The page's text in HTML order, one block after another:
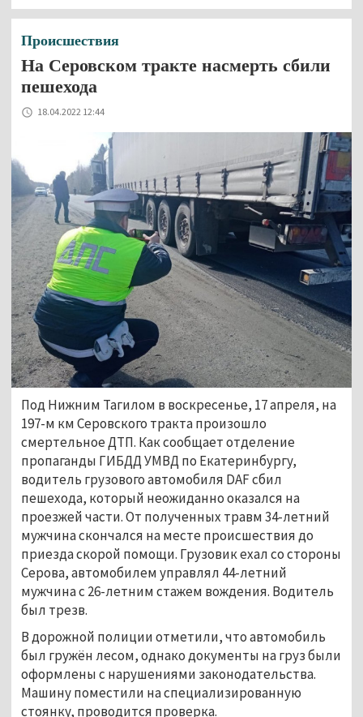
Происшествия
На Серовском тракте насмерть сбили
пешехода
18.04.2022 12:44
Под Нижним Тагилом в воскресенье, 17 апреля, на
197-м км Серовского тракта произошло
смертельное ДТП. Как сообщает отделение
пропаганды ГИБДД УМВД по Екатеринбургу,
водитель грузового автомобиля DAF сбил
пешехода, который неожиданно оказался на
проезжей части. От полученных травм 34-летний
мужчина скончался на месте происшествия до
приезда скорой помощи. Грузовик ехал со стороны
Серова, автомобилем управлял 44-летний
мужчина с 26-летним стажем вождения. Водитель
был трезв.
В дорожной полиции отметили, что автомобиль
был гружён лесом, однако документы на груз были
оформлены с нарушениями законодательства.
Машину поместили на специализированную
стоянку, проводится проверка.